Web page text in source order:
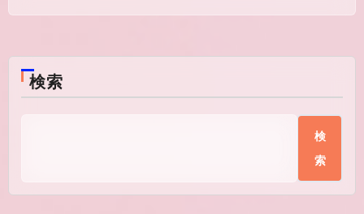
検索
検
索